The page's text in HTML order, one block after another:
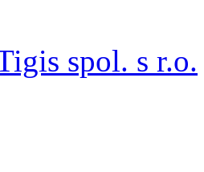
spol. s r.o.